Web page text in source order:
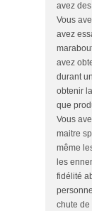
avez
Vous
avez
avez
durant
obtenir
que
Vous
maitre
même
les
fidélité
chute de